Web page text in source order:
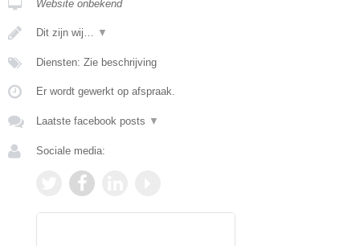
Website onbekend
Dit zijn wij… ▼
Diensten: Zie beschrijving
Er wordt gewerkt op afspraak.
Laatste facebook posts ▼
Sociale media: